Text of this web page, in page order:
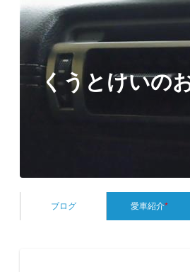
くうとけいの
ブログ 愛車紹介*